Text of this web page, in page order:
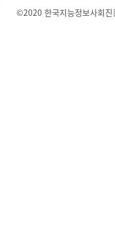
©2020 한국지능정보사회진